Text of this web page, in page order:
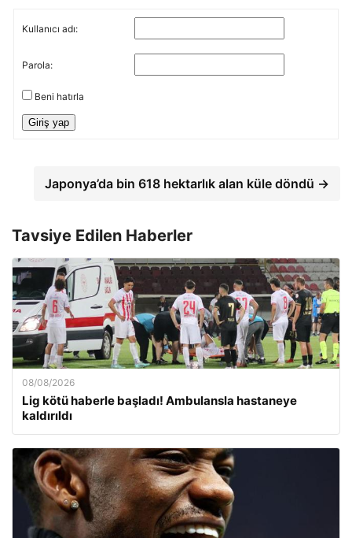
Kullanıcı adı:
Parola:
Beni hatırla
Giriş yap
Japonya’da bin 618 hektarlık alan küle döndü →
Tavsiye Edilen Haberler
08/08/2026
Lig kötü haberle başladı! Ambulansla hastaneye
kaldırıldı